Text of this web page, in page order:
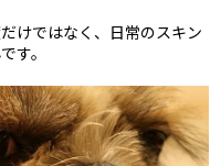
けではなく、日常のスキン
す。